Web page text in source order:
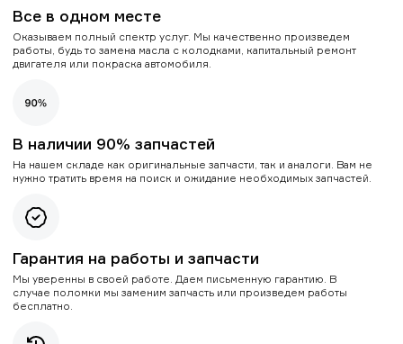
Все в одном месте
Оказываем полный спектр услуг. Мы качественно произведем
работы, будь то замена масла с колодками, капитальный ремонт
двигателя или покраска автомобиля.
В наличии 90% запчастей
На нашем складе как оригинальные запчасти, так и аналоги. Вам не
нужно тратить время на поиск и ожидание необходимых запчастей.
Гарантия на работы и запчасти
Мы уверенны в своей работе. Даем письменную гарантию. В
случае поломки мы заменим запчасть или произведем работы
бесплатно.